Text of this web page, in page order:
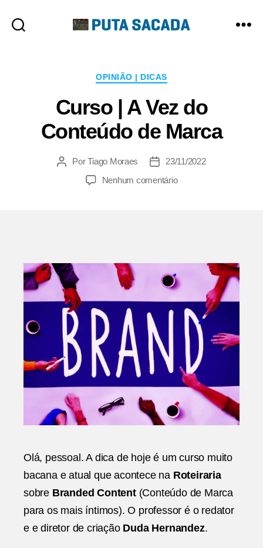
Categorias
OPINIÃO | DICAS
Curso | A Vez do
Conteúdo de Marca
AutorPorTiago Moraes
Data23/11/2022
Nenhum comentárioem
Marca
Olá, pessoal. A dica de hoje é um curso muito
bacana e atual que acontece na Roteiraria
sobre Branded Content(Conteúdo de Marca
para os mais íntimos). O professor é o redator
e e diretor de criação Duda Hernandez.